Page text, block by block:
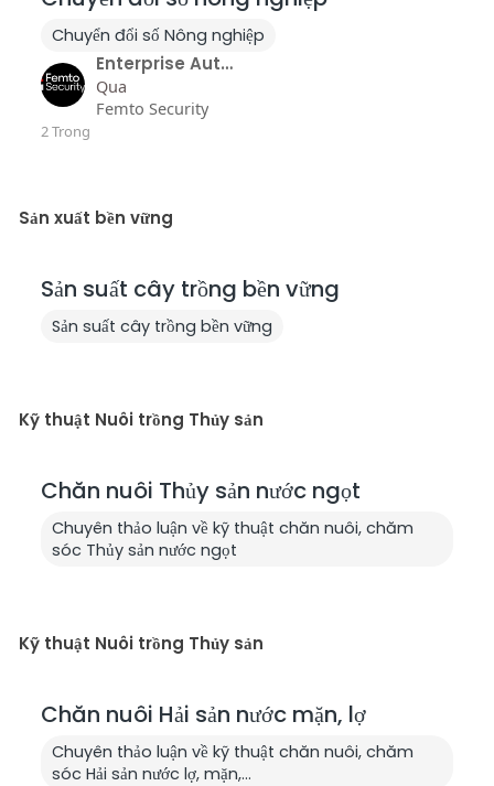
Chuyển đổi số Nông nghiệp
Enterprise Automated Red Team Services E..
Qua
Femto Security
2 Trong
Sản xuất bền vững
Sản suất cây trồng bền vững
Sản suất cây trồng bền vững
Kỹ thuật Nuôi trồng Thủy sản
Chăn nuôi Thủy sản nước ngọt
Chuyên thảo luận về kỹ thuật chăn nuôi, chăm
sóc Thủy sản nước ngọt
Kỹ thuật Nuôi trồng Thủy sản
Chăn nuôi Hải sản nước mặn, lợ
Chuyên thảo luận về kỹ thuật chăn nuôi, chăm
sóc Hải sản nước lợ, mặn,...